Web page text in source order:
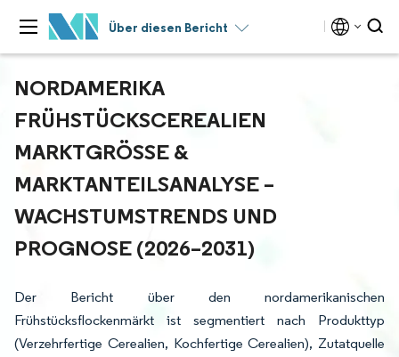
Über diesen Bericht
NORDAMERIKA
FRÜHSTÜCKSCEREALIEN
MARKTGRÖSSE & M
ARKTANTEILSANALYSE – W
ACHSTUMSTRENDS UND P
ROGNOSE (2026–2031)
Der Bericht über den nordamerikanischen
Frühstücksflockenmärkt ist segmentiert nach Produkttyp
(Verzehrfertige Cerealien, Kochfertige Cerealien), Zutatquelle